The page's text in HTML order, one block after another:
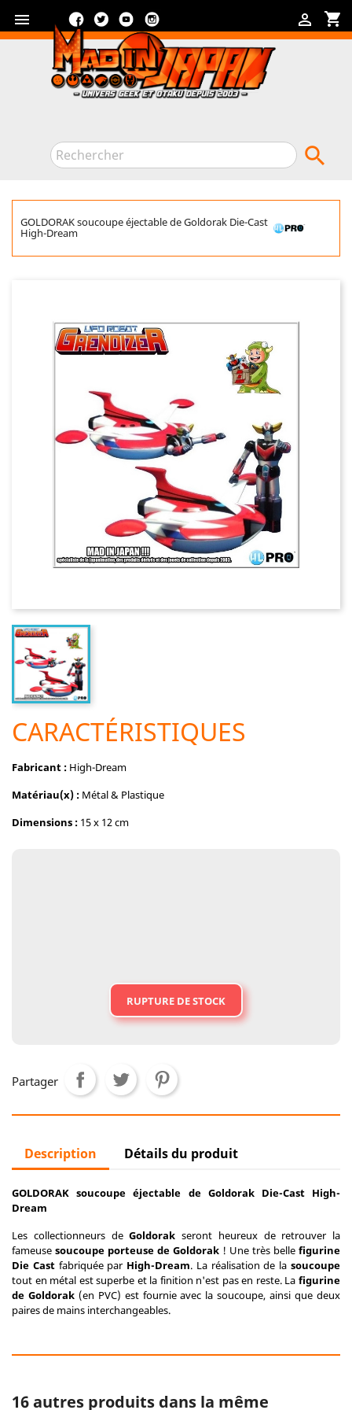
 shopping_cart

FacebookTwitterYouTube

GOLDORAK soucoupe éjectable de Goldorak Die-Cast
High-Dream
CARACTÉRISTIQUES
Fabricant : High-Dream
Matériau(x) : Métal & Plastique
Dimensions : 15 x 12 cm
RUPTURE DE STOCK
Partager
Description Détails du produit
GOLDORAK soucoupe éjectable de Goldorak Die-Cast High-
Dream
Les collectionneurs deGoldorak seront heureux de retrouver la
fameuse soucoupe porteuse de Goldorak ! Une très belle figurine
Die Castfabriquée par High-Dream. La réalisation de lasoucoupe
tout en métal est superbe et la finition n'est pas en reste. La figurine
de Goldorak(en PVC) est fournie avec la soucoupe, ainsi que deux
paires de mains interchangeables.
16 autres produits dans la même